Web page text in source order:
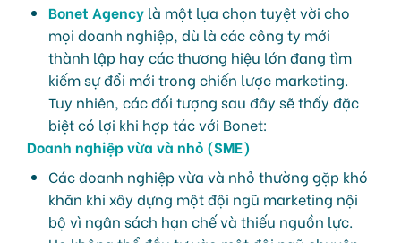
Bonet Agency là một lựa chọn tuyệt vời cho
mọi doanh nghiệp, dù là các công ty mới
thành lập hay các thương hiệu lớn đang tìm
kiếm sự đổi mới trong chiến lược marketing.
Tuy nhiên, các đối tượng sau đây sẽ thấy đặc
biệt có lợi khi hợp tác với Bonet:
Doanh nghiệp vừa và nhỏ (SME)
Các doanh nghiệp vừa và nhỏ thường gặp khó
khăn khi xây dựng một đội ngũ marketing nội
bộ vì ngân sách hạn chế và thiếu nguồn lực.